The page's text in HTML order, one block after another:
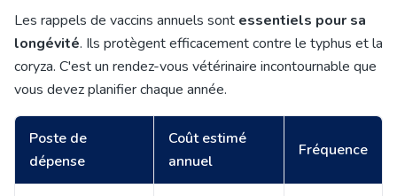
Les rappels de vaccins annuels sont essentiels pour sa
longévité. Ils protègent efficacement contre le typhus et la
coryza. C'est un rendez-vous vétérinaire incontournable que
vous devez planifier chaque année.
Poste de
dépense
Coût estimé
annuel
Fréquence